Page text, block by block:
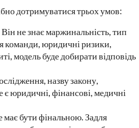
дотримуватися трьох умов:
не знає маржинальність, тип
команди, юридичні ризики,
модель буде добирати відповідь
назву закону,
юридичні, фінансові, медичні
бути фінальною. Задля